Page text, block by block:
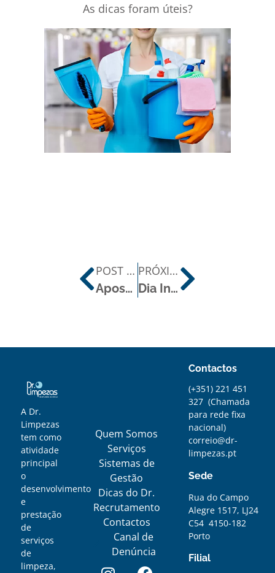
As dicas foram úteis?
POST ANTERIOR
Apostar na Saúde Mental pode aumentar em 30% a produtividade nas empresas
PRÓXIMO POST
Dia Internacional dos Portadores de Alergia Crónica
A Dr.
Limpezas
tem como
atividade
principal
o
desenvolvimento
e
prestação
de
serviços
de
limpeza,
Quem Somos
Serviços
Sistemas de
Gestão
Dicas do Dr.
Recrutamento
Contactos
Canal de
Denúncia
Contactos
(+351) 221 451
327(Chamada
para rede fixa
nacional)
correio@dr-
limpezas.pt
Sede
Rua do Campo
Alegre 1517, LJ24
C54 4150-182
Porto
Filial